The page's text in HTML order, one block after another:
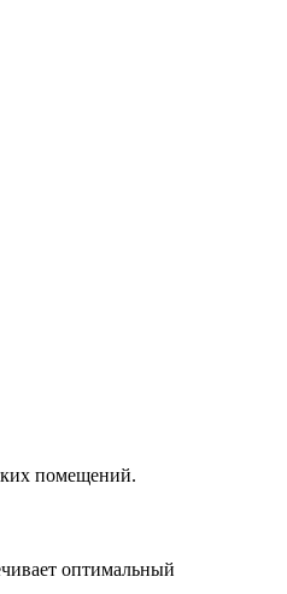
помещений.
оптимальный